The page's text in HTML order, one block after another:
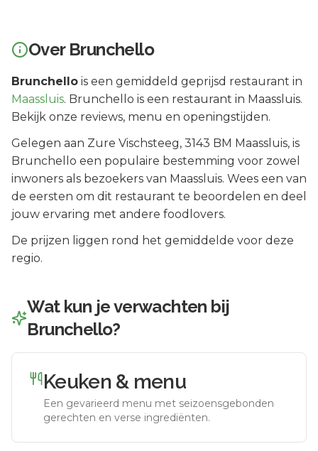
Over Brunchello
Brunchello is een gemiddeld geprijsd restaurant in
Maassluis. Brunchello is een restaurant in Maassluis.
Bekijk onze reviews, menu en openingstijden.
Gelegen aan Zure Vischsteeg, 3143 BM Maassluis, is
Brunchello een populaire bestemming voor zowel
inwoners als bezoekers van Maassluis. Wees een van
de eersten om dit restaurant te beoordelen en deel
jouw ervaring met andere foodlovers.
De prijzen liggen rond het gemiddelde voor deze
regio.
Wat kun je verwachten bij
Brunchello?
Keuken & menu
Een gevarieerd menu met seizoensgebonden
gerechten en verse ingrediënten.